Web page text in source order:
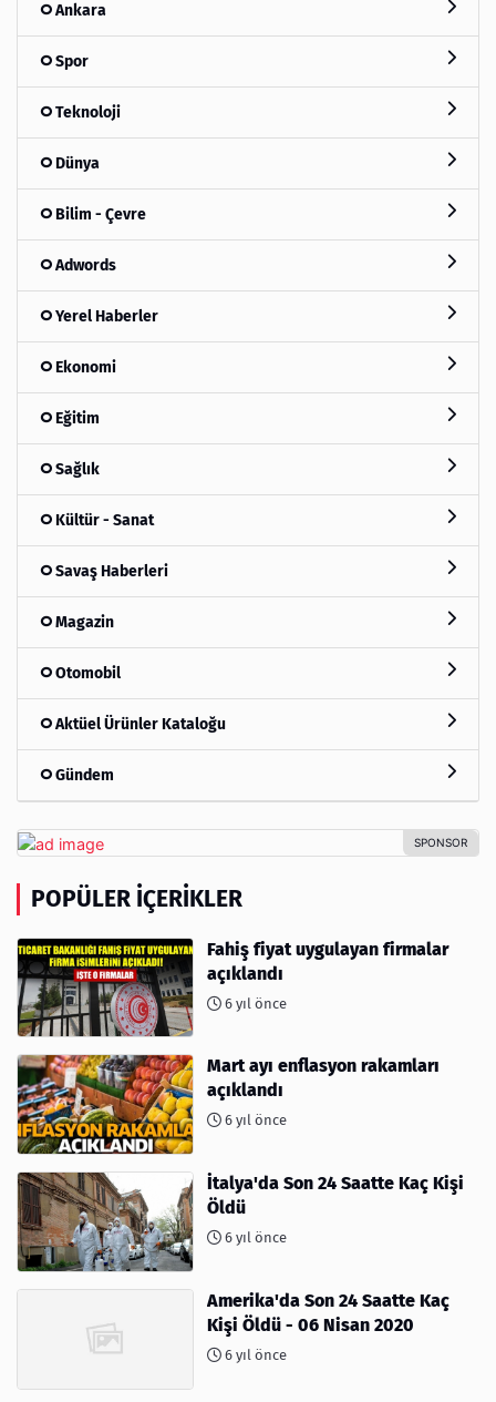
Ankara
Spor
Teknoloji
Dünya
Bilim - Çevre
Adwords
Yerel Haberler
Ekonomi
Eğitim
Sağlık
Kültür - Sanat
Savaş Haberleri
Magazin
Otomobil
Aktüel Ürünler Kataloğu
Gündem
POPÜLER İÇERIKLER
Fahiş fiyat uygulayan firmalar
açıklandı
6 yıl önce
Mart ayı enflasyon rakamları
açıklandı
6 yıl önce
İtalya'da Son 24 Saatte Kaç Kişi
Öldü
6 yıl önce
Amerika'da Son 24 Saatte Kaç
Kişi Öldü - 06 Nisan 2020
6 yıl önce